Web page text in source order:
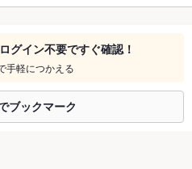
グイン不要ですぐ確認！
手軽につかえる
ブックマーク